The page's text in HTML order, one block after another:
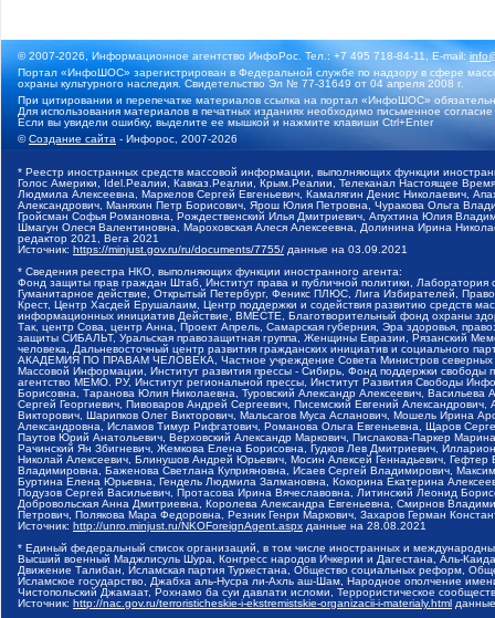
© 2007-2026, Информационное агентство ИнфоРос. Тел.: +7 495 718-84-11, E-mail:
Портал «ИнфоШОС» зарегистрирован в Федеральной службе по надзору в сфере
охраны культурного наследия. Свидетельство Эл № 77-31649 от 04 апреля 2008 г.
При цитировании и перепечатке материалов ссылка на портал «ИнфоШОС»
Для использования материалов в печатных изданиях необходимо письменное
Если вы увидели ошибку, выделите ее мышкой и нажмите клавиши Ctrl+Enter
©Создание сайта - Инфорос, 2007-2026
* Реестр иностранных средств массовой информации, выполняющих функции
Голос Америки, Idel.Реалии, Кавказ.Реалии, Крым.Реалии, Телеканал Настоящее
Людмила Алексеевна, Маркелов Сергей Евгеньевич, Камалягин Денис Николаевич,
Александрович, Маняхин Петр Борисович, Ярош Юлия Петровна, Чуракова Ольга
Гройсман Софья Романовна, Рождественский Илья Дмитриевич, Апухтина Юлия
Шмагун Олеся Валентиновна, Мароховская Алеся Алексеевна, Долинина Ирина
редактор 2021, Вега 2021
Источник: https://minjust.gov.ru/ru/documents/7755/ данные на 03.09.2021
* Сведения реестра НКО, выполняющих функции иностранного агента:
Фонд защиты прав граждан Штаб, Институт права и публичной политики,
Гуманитарное действие, Открытый Петербург, Феникс ПЛЮС, Лига Избирателей,
Крест, Центр Хасдей Ерушалаим, Центр поддержки и содействия развитию средств
информационных инициатив Действие, ВМЕСТЕ, Благотворительный фонд охраны
Так, центр Сова, центр Анна, Проект Апрель, Самарская губерния, Эра здоровья,
защиты СИБАЛЬТ, Уральская правозащитная группа, Женщины Евразии, Рязанский
человека, Дальневосточный центр развития гражданских инициатив и социального
АКАДЕМИЯ ПО ПРАВАМ ЧЕЛОВЕКА, Частное учреждение Совета Министров северных
Массовой Информации, Институт развития прессы - Сибирь, Фонд поддержки
агентство МЕМО. РУ, Институт региональной прессы, Институт Развития Свободы
Борисовна, Таранова Юлия Николаевна, Туровский Александр Алексеевич,
Сергей Георгиевич, Пивоваров Андрей Сергеевич, Писемский Евгений
Викторович, Шарипков Олег Викторович, Мальсагов Муса Асланович, Мошель Ирина
Александровна, Исламов Тимур Рифгатович, Романова Ольга Евгеньевна, Щаров
Паутов Юрий Анатольевич, Верховский Александр Маркович, Пислакова-Паркер
Рачинский Ян Збигневич, Жемкова Елена Борисовна, Гудков Лев Дмитриевич,
Николай Алексеевич, Блинушов Андрей Юрьевич, Мосин Алексей Геннадьевич,
Владимировна, Баженова Светлана Куприяновна, Исаев Сергей Владимирович,
Буртина Елена Юрьевна, Гендель Людмила Залмановна, Кокорина Екатерина
Подузов Сергей Васильевич, Протасова Ирина Вячеславовна, Литинский Леонид
Добровольская Анна Дмитриевна, Королева Александра Евгеньевна, Смирнов
Петрович, Полякова Мара Федоровна, Резник Генри Маркович, Захаров Герман
Источник: http://unro.minjust.ru/NKOForeignAgent.aspx данные на 28.08.2021
* Единый федеральный список организаций, в том числе иностранных и
Высший военный Маджлисуль Шура, Конгресс народов Ичкерии и Дагестана, Аль-
Движение Талибан, Исламская партия Туркестана, Общество социальных реформ,
Исламское государство, Джабха аль-Нусра ли-Ахль аш-Шам, Народное ополчение
Чистопольский Джамаат, Рохнамо ба суи давлати исломи, Террористическое
Источник: http://nac.gov.ru/terroristicheskie-i-ekstremistskie-organizacii-i-materialy.html